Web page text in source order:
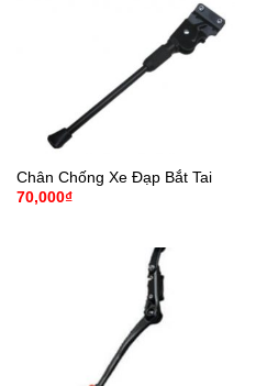
Chân Chống Xe Đạp Bắt Tai
70,000₫